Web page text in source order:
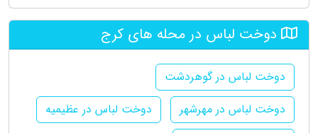
دوخت لباس در محله های کرج
دوخت لباس در گوهردشت
دوخت لباس در مهرشهر
دوخت لباس در عظیمیه